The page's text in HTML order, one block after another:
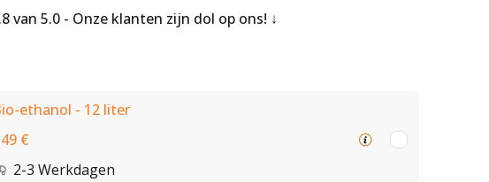
van 5.0 - Onze klanten zijn dol op ons!
ethanol - 12 liter
€
2-3 Werkdagen